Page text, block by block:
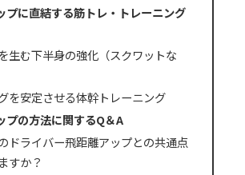
プに直結する筋トレ・トレーニング
生む下半身の強化（スクワットな
を安定させる体幹トレーニング
プの方法に関するQ＆A
ドライバー飛距離アップとの共通点
すか？